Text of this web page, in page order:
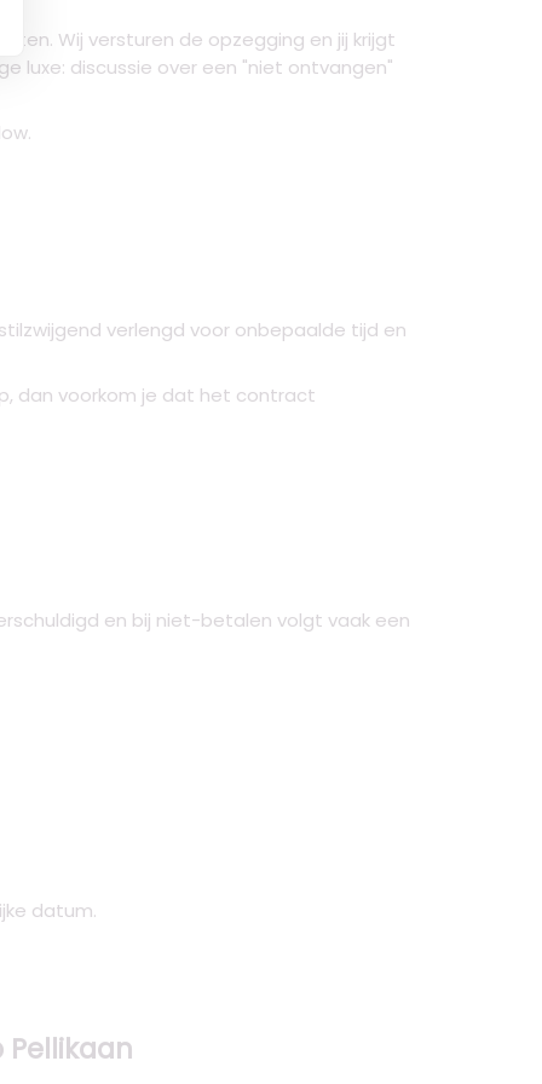
Wij versturen de opzegging en jij krijgt
luxe: discussie over een "niet ontvangen"
verlengd voor onbepaalde tijd en
dan voorkom je dat het contract
en bij niet-betalen volgt vaak een
datum.